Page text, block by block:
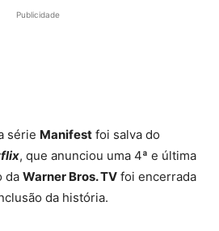
do gênero
Publicidade
série Manifest foi salva do
, que anunciou uma 4ª e última
da Warner Bros. TV foi encerrada
da história.